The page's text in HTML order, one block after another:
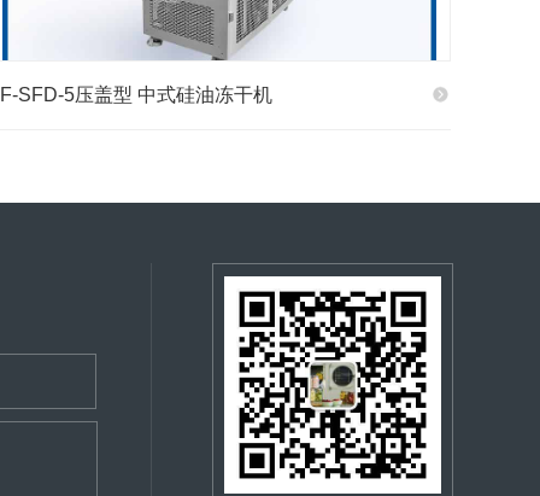
SFD-5压盖型 中式硅油冻干机